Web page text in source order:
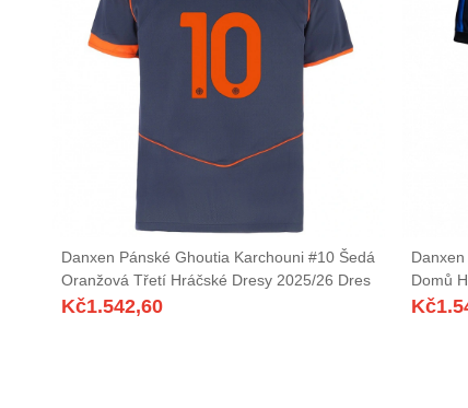
Danxen Pánské Ghoutia Karchouni #10 Šedá
Oranžová Třetí Hráčské Dresy 2025/26 Dres
Kč1.542,60
Domů
Kč